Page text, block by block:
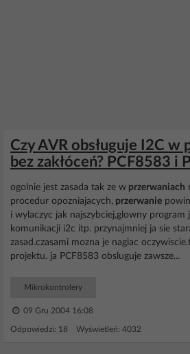
Czy AVR obsługuje I2C w
bez zakłóceń? PCF8583 i
ogolnie jest zasada tak ze w przerwaniach
procedur opozniajacych, przerwanie
i wylaczyc jak najszybciej,glowny program
komunikacji i2c itp. przynajmniej ja sie
zasad.czasami mozna je nagiac
projektu. ja PCF8583 obsluguje zawsze...
Mikrokontrolery
09 Gru 2004 16:08
Odpowiedzi: 18 Wyświetleń: 4032